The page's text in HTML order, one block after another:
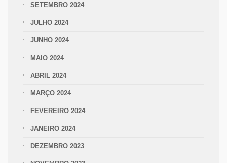
SETEMBRO 2024
JULHO 2024
JUNHO 2024
MAIO 2024
ABRIL 2024
MARÇO 2024
FEVEREIRO 2024
JANEIRO 2024
DEZEMBRO 2023